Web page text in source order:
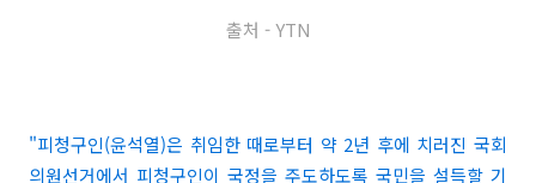
출처 - YTN
"피청구인(윤석열)은 취임한 때로부터 약 2년 후에 치러진 국회
의원선거에서 피청구인이 국정을 주도하도록 국민을 설득할 기